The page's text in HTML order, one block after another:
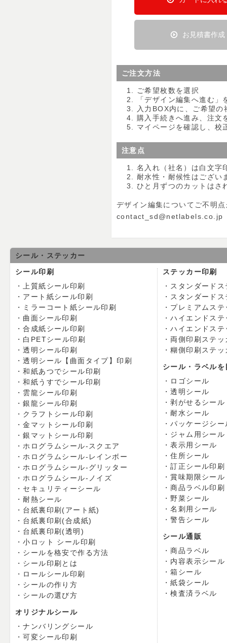
お見積書作成
ご注文方法
ご希望枚数を選択
「デザイン編集へ進む」
入力BOX内に、ご希望
購入手続きへ進み、注文
マイページを確認し、校
注意点
名入れ（社名）は白文字
耐水性・耐候性はござい
ひと月ずつのカットはさ
デザイン編集についてご不明
contact_sd@netlabels.co.jp
シール・ステッカー
シール印刷
上質紙シール印刷
アート紙シール印刷
ミラーコート紙シール印刷
曲面シール印刷
合成紙シール印刷
白PETシール印刷
透明シール印刷
透明シール【曲面タイプ】印刷
和紙あつでシール印刷
和紙うすでシール印刷
雲龍シール印刷
銀龍シール印刷
クラフトシール印刷
金マットシール印刷
銀マットシール印刷
ホログラムシール-スクエア
ホログラムシール-レインボー
ホログラムシール-グリッター
ホログラムシール-ノイズ
セキュリティーシール
耐熱シール
台紙裏印刷(アート紙)
台紙裏印刷(合成紙)
台紙裏印刷(透明)
小ロット シール印刷
シールを格安で作る方法
シール印刷とは
ロールシール印刷
シールの作り方
シールの選び方
オリジナルシール
ナンバリングシール
可変シール印刷
ステッカー印刷
スタンダード
スタンダード
プレミアムステ
ハイエンドステ
ハイエンドス
両側印刷ステッ
糊側印刷ステッ
シール・ラベル
ロゴシール
透明シール
剥がせるシール
耐水シール
パッケージシー
ジャム用シール
表示用シール
住所シール
訂正シール印刷
賞味期限シール
商品ラベル印刷
野菜シール
名刺用シール
警告シール
シール通販
商品ラベル
内容表示シール
箱シール
紙袋シール
検査済ラベル